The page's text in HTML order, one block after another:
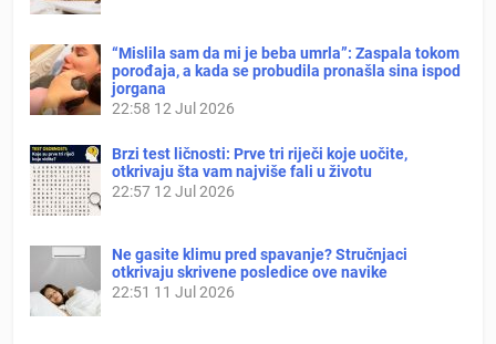
“Mislila sam da mi je beba umrla”: Zaspala tokom
porođaja, a kada se probudila pronašla sina ispod
jorgana
22:58 12 Jul 2026
Brzi test ličnosti: Prve tri riječi koje uočite,
otkrivaju šta vam najviše fali u životu
22:57 12 Jul 2026
Ne gasite klimu pred spavanje? Stručnjaci
otkrivaju skrivene posledice ove navike
22:51 11 Jul 2026